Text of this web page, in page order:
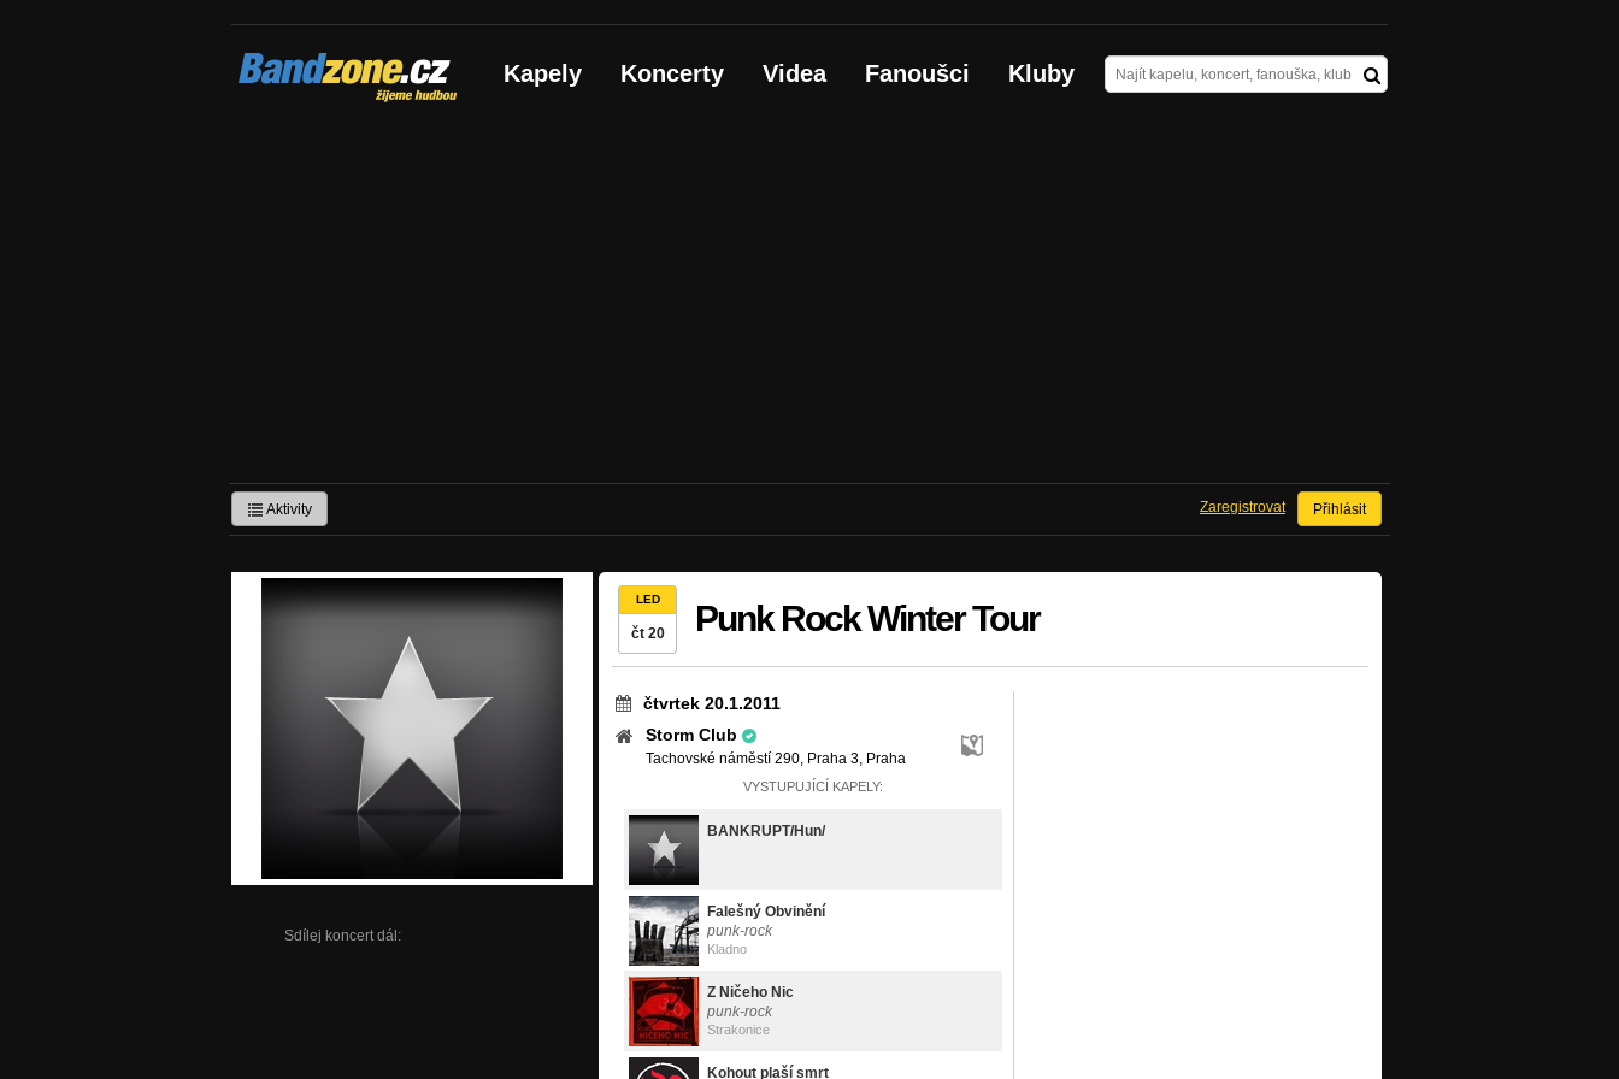
Bandzone.cz
žijeme hudbou Kapely Koncerty Videa Fanoušci Kluby
Aktivity Přihlásit
Zaregistrovat
Sdílej koncert dál:
LED
čt 20 Punk Rock Winter Tour
čtvrtek 20.1.2011
Storm Club
Tachovské náměstí 290, Praha 3, Praha
VYSTUPUJÍCÍ KAPELY:
BANKRUPT/Hun/
Falešný Obvinění
punk-rock
Kladno
Z Ničeho Nic
punk-rock
Strakonice
Kohout plaší smrt